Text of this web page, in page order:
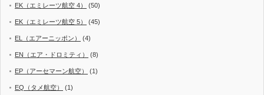
EK（エミレーツ航空 4） (50)
EK（エミレーツ航空 5） (45)
EL（エアーニッポン） (4)
EN（エア・ドロミティ） (8)
EP（アーセマーン航空） (1)
EQ（タメ航空） (1)